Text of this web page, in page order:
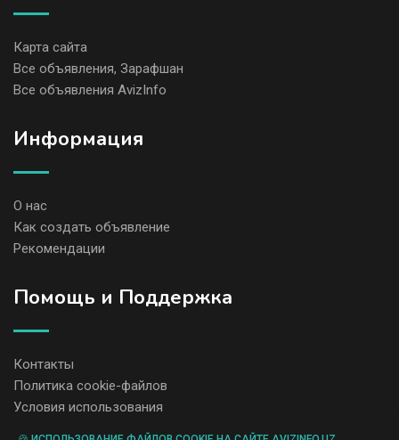
Карта сайта
Все объявления, Зарафшан
Все объявления AvizInfo
Информация
О нас
Как создать объявление
Рекомендации
Помощь и Поддержка
Контакты
Политика cookie-файлов
Условия использования